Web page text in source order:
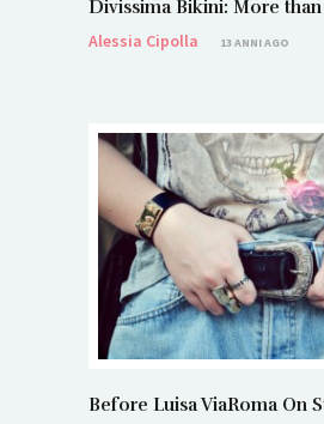
Divissima Bikini: More than
Alessia Cipolla
13 ANNI AGO
Before Luisa ViaRoma On